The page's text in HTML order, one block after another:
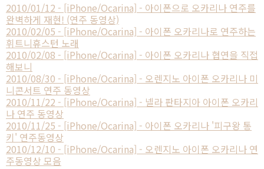
2010/01/12 - [iPhone/Ocarina] - 아이폰으로 오카리나 연주를
완벽하게 재현! (연주 동영상)
2010/02/05 - [iPhone/Ocarina] - 아이폰 오카리나로 연주하는
휘트니휴스턴 노래
2010/02/08 - [iPhone/Ocarina] - 아이폰 오카리나 협연을 직접
해보니
2010/08/30 - [iPhone/Ocarina] - 오렌지노 아이폰 오카리나 미
니콘서트 연주 동영상
2010/11/22 - [iPhone/Ocarina] - 넬라 판타지아 아이폰 오카리
나 연주 동영상
2010/11/25 - [iPhone/Ocarina] - 아이폰 오카리나 '피구왕 통
키' 연주동영상
2010/12/10 - [iPhone/Ocarina] - 오렌지노 아이폰 오카리나 연
주동영상 모음